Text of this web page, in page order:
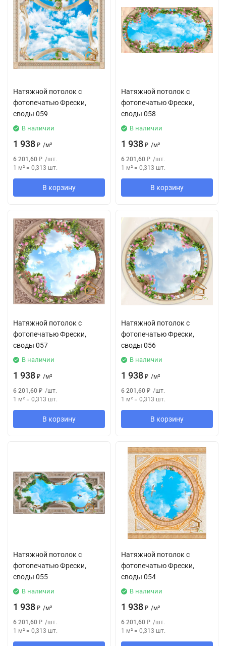
Натяжной потолок с
фотопечатью Фрески,
своды 059
В наличии
1 938 ₽ /м²
6 201,60 ₽ /шт.
1 м² = 0,313 шт.
В корзину
Натяжной потолок с
фотопечатью Фрески,
своды 058
В наличии
1 938 ₽ /м²
6 201,60 ₽ /шт.
1 м² = 0,313 шт.
В корзину
Натяжной потолок с
фотопечатью Фрески,
своды 057
В наличии
1 938 ₽ /м²
6 201,60 ₽ /шт.
1 м² = 0,313 шт.
В корзину
Натяжной потолок с
фотопечатью Фрески,
своды 056
В наличии
1 938 ₽ /м²
6 201,60 ₽ /шт.
1 м² = 0,313 шт.
В корзину
Натяжной потолок с
фотопечатью Фрески,
своды 055
В наличии
1 938 ₽ /м²
6 201,60 ₽ /шт.
1 м² = 0,313 шт.
Натяжной потолок с
фотопечатью Фрески,
своды 054
В наличии
1 938 ₽ /м²
6 201,60 ₽ /шт.
1 м² = 0,313 шт.